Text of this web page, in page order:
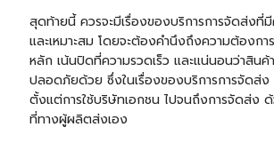
สุดท้ายนี้ ควรจะมีเรื่องของบริการการจัดส่งที่
และเหมาะสม โดยจะต้องคำนึงถึงความต้องก
หลัก เน้นปิดที่ความรวดเร็ว และแน่นอนว่าสินค้
ปลอดภัยด้วย ซึ่งในเรื่องของบริการการจัดส่
ตั้งแต่การใช้บริษัทเอกชน ไปจนถึงการจัดส่ง
ที่ทางผู้ผลิตส่งเอง